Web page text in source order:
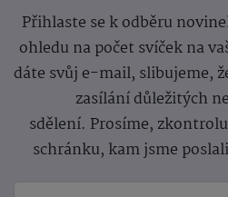
Přihlaste se k odběru
ohledu na počet svíček na
dáte svůj e-mail, slibujeme,
zasílání důležitých
sdělení. Prosíme,
schránku, kam jsme